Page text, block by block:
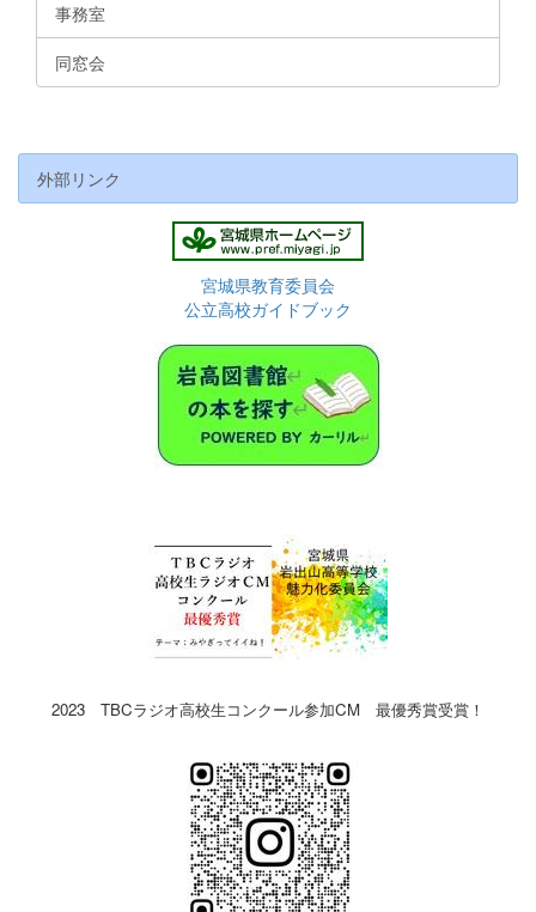
事務室
同窓会
外部リンク
宮城県教育委員会
公立高校ガイドブック
2023 TBCラジオ高校生コンクール参加CM 最優秀賞受賞！